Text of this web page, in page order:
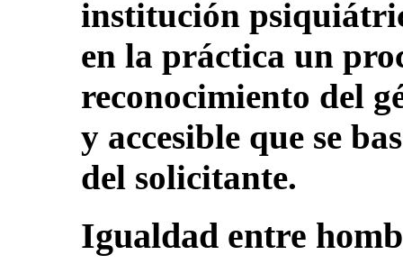
institución
en la práctica un
reconocimiento del
y accesible que se
del solicitante.
Igualdad entre